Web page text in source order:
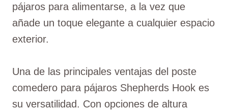
pájaros para alimentarse, a la vez que
añade un toque elegante a cualquier espacio
exterior.
Una de las principales ventajas del poste
comedero para pájaros Shepherds Hook es
su versatilidad. Con opciones de altura